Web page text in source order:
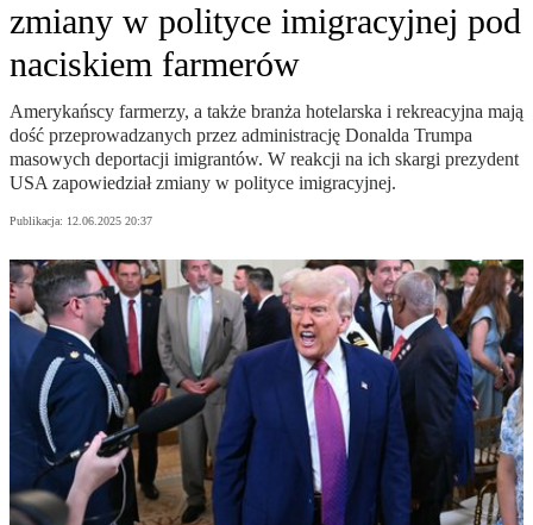
zmiany w polityce imigracyjnej pod
naciskiem farmerów
Amerykańscy farmerzy, a także branża hotelarska i rekreacyjna mają
dość przeprowadzanych przez administrację Donalda Trumpa
masowych deportacji imigrantów. W reakcji na ich skargi prezydent
USA zapowiedział zmiany w polityce imigracyjnej.
Publikacja: 12.06.2025 20:37